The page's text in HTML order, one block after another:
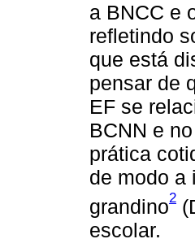
a BNCC e
refletindo
que está
pensar de
EF se
BCNN e
prática
de modo a
grandino2
escolar.